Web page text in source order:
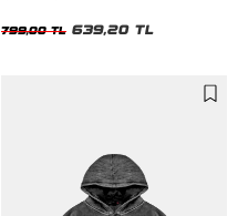
799,00 TL 639,20 TL